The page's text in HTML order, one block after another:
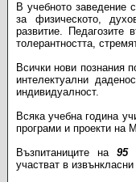
В учебното заведение
за физическото,
развитие. Педагозите
толерантността,
Всички нови познания
интелектуални
индивидуалност.
Всяка учебна година
програми и проекти
Възпитаниците на95
участват в